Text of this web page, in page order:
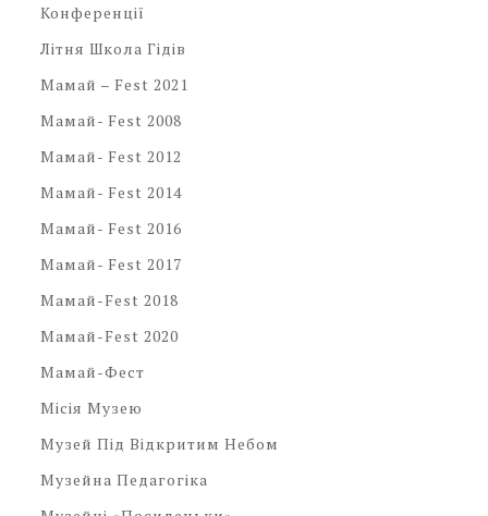
Конференції
Літня Школа Гідів
Мамай – Fest 2021
Мамай- Fest 2008
Мамай- Fest 2012
Мамай- Fest 2014
Мамай- Fest 2016
Мамай- Fest 2017
Мамай-Fest 2018
Мамай-Fest 2020
Мамай-Фест
Місія Музею
Музей Під Відкритим Небом
Музейна Педагогіка